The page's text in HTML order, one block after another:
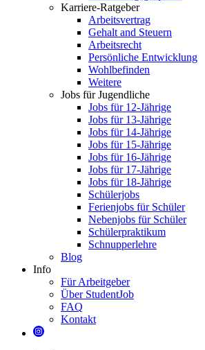
Karriere-Ratgeber
Arbeitsvertrag
Gehalt and Steuern
Arbeitsrecht
Persönliche Entwicklung
Wohlbefinden
Weitere
Jobs für Jugendliche
Jobs für 12-Jährige
Jobs für 13-Jährige
Jobs für 14-Jährige
Jobs für 15-Jährige
Jobs für 16-Jährige
Jobs für 17-Jährige
Jobs für 18-Jährige
Schülerjobs
Ferienjobs für Schüler
Nebenjobs für Schüler
Schülerpraktikum
Schnupperlehre
Blog
Info
Für Arbeitgeber
Über StudentJob
FAQ
Kontakt